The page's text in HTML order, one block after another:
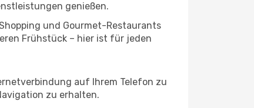
genießen.
und Gourmet-Restaurants
Frühstück – hier ist für jeden
auf Ihrem Telefon zu
zu erhalten.